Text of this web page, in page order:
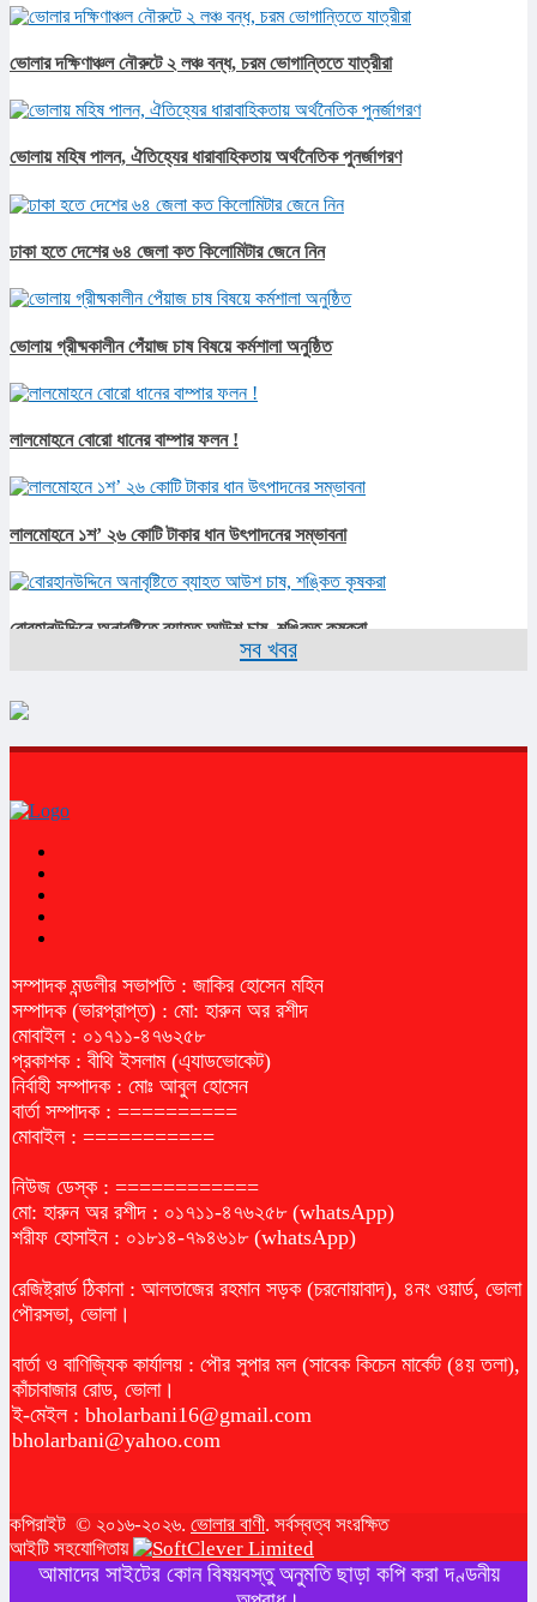
ভোলার দক্ষিণাঞ্চল নৌরুটে ২ লঞ্চ বন্ধ, চরম ভোগান্তিতে যাত্রীরা
ভোলায় মহিষ পালন, ঐতিহ্যের ধারাবাহিকতায় অর্থনৈতিক পুনর্জাগরণ
ঢাকা হতে দেশের ৬৪ জেলা কত কিলোমিটার জেনে নিন
ভোলায় গ্রীষ্মকালীন পেঁয়াজ চাষ বিষয়ে কর্মশালা অনুষ্ঠিত
লালমোহনে বোরো ধানের বাম্পার ফলন !
লালমোহনে ১শ’ ২৬ কোটি টাকার ধান উৎপাদনের সম্ভাবনা
বোরহানউদ্দিনে অনাবৃষ্টিতে ব্যাহত আউশ চাষ, শঙ্কিত কৃষকরা
সব খবর
সম্পাদক মন্ডলীর সভাপতি : জাকির হোসেন মহিন
সম্পাদক (ভারপ্রাপ্ত) : মো: হারুন অর রশীদ
মোবাইল : ০১৭১১-৪৭৬২৫৮
প্রকাশক : বীথি ইসলাম (এ্যাডভোকেট)
নির্বাহী সম্পাদক : মোঃ আবুল হোসেন
বার্তা সম্পাদক : ==========
মোবাইল : ===========
নিউজ ডেস্ক : ============
মো: হারুন অর রশীদ : ০১৭১১-৪৭৬২৫৮ (whatsApp)
শরীফ হোসাইন : ০১৮১৪-৭৯৪৬১৮ (whatsApp)
রেজিষ্ট্রার্ড ঠিকানা : আলতাজের রহমান সড়ক (চরনোয়াবাদ), ৪নং ওয়ার্ড, ভোলা
পৌরসভা, ভোলা।
বার্তা ও বাণিজ্যিক কার্যালয় : পৌর সুপার মল (সাবেক কিচেন মার্কেট (৪য় তলা),
কাঁচাবাজার রোড, ভোলা।
ই-মেইল : bholarbani16@gmail.com
bholarbani@yahoo.com
কপিরাইট © ২০১৬-২০২৬. ভোলার বাণী. সর্বস্বত্ব সংরক্ষিত
আইটি সহযোগিতায়
আমাদের সাইটের কোন বিষয়বস্তু অনুমতি ছাড়া কপি করা দণ্ডনীয়